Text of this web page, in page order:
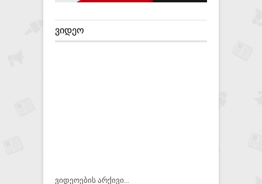
ᲕᲘᲓᲔᲝ
ვიდეოების არქივი...